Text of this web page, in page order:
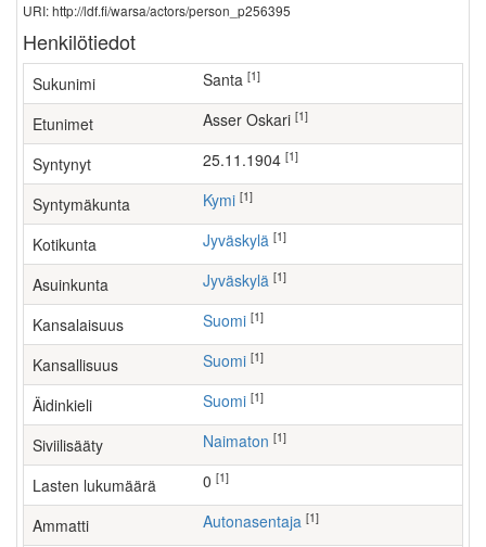
URI: http://ldf.fi/warsa/actors/person_p256395
Henkilötiedot
Sukunimi Santa [1]
Etunimet Asser Oskari [1]
Syntynyt 25.11.1904 [1]
Syntymäkunta Kymi [1]
Kotikunta Jyväskylä [1]
Asuinkunta Jyväskylä [1]
Kansalaisuus Suomi [1]
Kansallisuus Suomi [1]
Äidinkieli Suomi [1]
Siviilisääty Naimaton [1]
Lasten lukumäärä [1]
Ammatti autonasentaja [1]